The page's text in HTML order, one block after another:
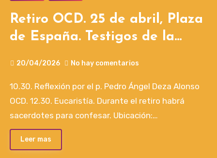
Retiro OCD. 25 de abril, Plaza
de España. Testigos de la
20/04/2026 No hay comentarios
10.30. Reflexión por el p. Pedro Ángel Deza Alonso
OCD. 12.30. Eucaristía. Durante el retiro habrá
sacerdotes para confesar. Ubicación:…
Leer mas